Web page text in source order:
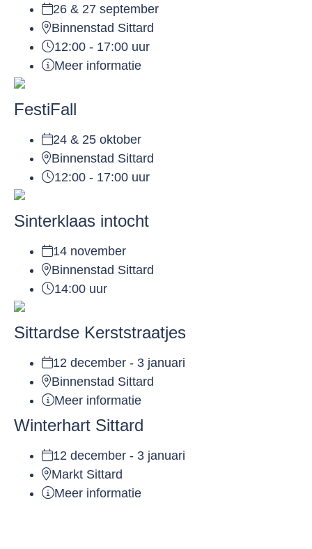
26 & 27 september
Binnenstad Sittard
12:00 - 17:00 uur
Meer informatie
FestiFall
24 & 25 oktober
Binnenstad Sittard
12:00 - 17:00 uur
Sinterklaas intocht
14 november
Binnenstad Sittard
14:00 uur
Sittardse Kerststraatjes
12 december - 3 januari
Binnenstad Sittard
Meer informatie
Winterhart Sittard
12 december - 3 januari
Markt Sittard
Meer informatie